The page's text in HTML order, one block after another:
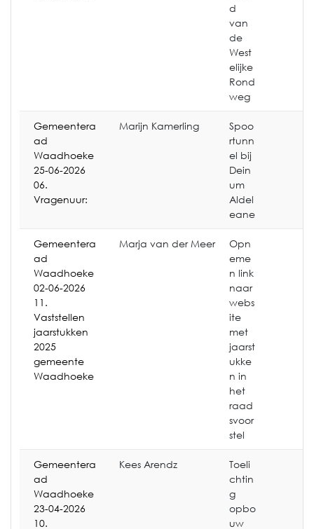
d
van
de
West
elijke
Rond
weg
Gemeentera
ad
Waadhoeke
25-06-2026
06.
Vragenuur:
Marijn Kamerling
Spoo
rtunn
el bij
Dein
um
Aldel
eane
Gemeentera
ad
Waadhoeke
02-06-2026
11.
Vaststellen
jaarstukken
2025
gemeente
Waadhoeke
Marja van der Meer
Opn
eme
n link
naar
webs
ite
met
jaarst
ukke
n in
het
raad
svoor
stel
Gemeentera
ad
Waadhoeke
23-04-2026
10.
Kees Arendz
Toeli
chtin
g
opbo
uw